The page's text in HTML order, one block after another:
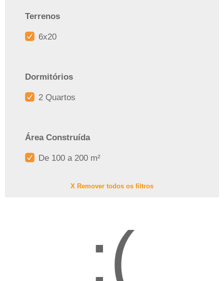
Terrenos
6x20
Dormitórios
2 Quartos
Área Construída
De 100 a 200 m²
X Remover todos os filtros
:(